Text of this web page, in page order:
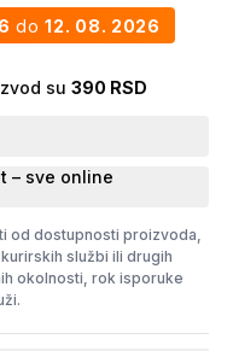
do 12. 08. 2026
su 390 RSD
– sve online
od dostupnosti proizvoda,
službi ili drugih
okolnosti, rok isporuke